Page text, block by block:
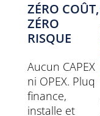
ZÉRO COÛT,
ZÉRO
RISQUE
Aucun CAPEX
ni OPEX. Pluq
finance,
installe et